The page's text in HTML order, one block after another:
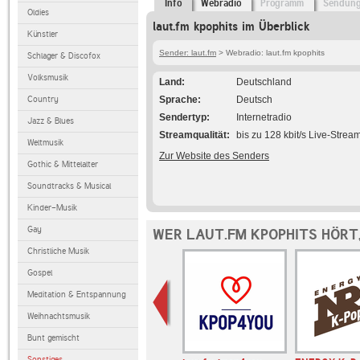
Oldies
Künstler
Schlager & Discofox
Volksmusik
Country
Jazz & Blues
Weltmusik
Gothic & Mittelalter
Soundtracks & Musical
Kinder-Musik
Gay
Christliche Musik
Gospel
Meditation & Entspannung
Weihnachtsmusik
Bunt gemischt
Info Webradio Programm
laut.fm kpophits im Überblick
Sender: laut.fm > Webradio: laut.fm kpophits
Land
Deutschland
Sprache
Deutsch
Sendertyp
Internetradio
Streamqualität
bis zu 128 kbit/s Live-
Zur Website des Senders
WER LAUT.FM KPOPHITS